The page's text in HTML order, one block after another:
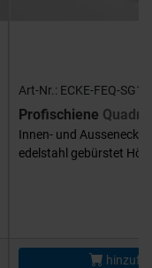
Art-Nr.: ECKE-FEQ-
Profischiene
Innen- und Aussenecke
edelstahl gebürstet